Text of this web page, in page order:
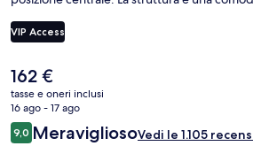
min a piedi e Fermata del tram di via Farini a
VIP Access
Il
prezzo
attuale
è
162 €
162 €
tasse e oneri inclusi
16 ago - 17 ago
Recensioni
9,09,0 su 10
MeravigliosoVedi le 1.105